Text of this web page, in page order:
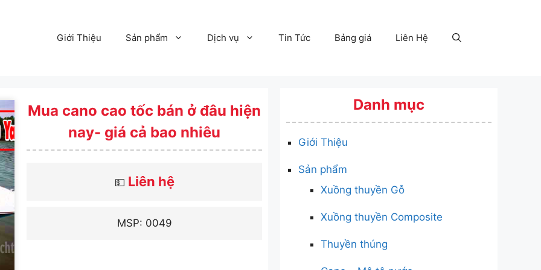
Giới Thiệu Sản phẩm Dịch vụ Tin Tức Bảng giá Liên Hệ
Mua cano cao tốc bán ở đâu hiện
nay- giá cả bao nhiêu
💵 Liên hệ
MSP: 0049
Danh mục
Giới Thiệu
Sản phẩm
Xuồng thuyền Gỗ
Xuồng thuyền Composite
Thuyền thúng